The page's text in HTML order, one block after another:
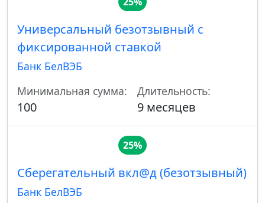
Универсальный безотзывный с
фиксированной ставкой
Банк БелВЭБ
Минимальная сумма:
100
Длительность:
9 месяцев
25%
Сберегательный вкл@д (безотзывный)
Банк БелВЭБ